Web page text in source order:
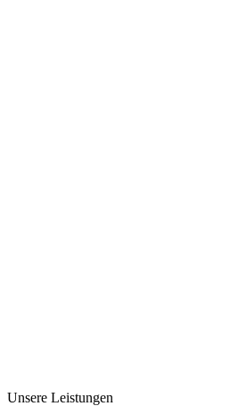
Unsere Leistungen